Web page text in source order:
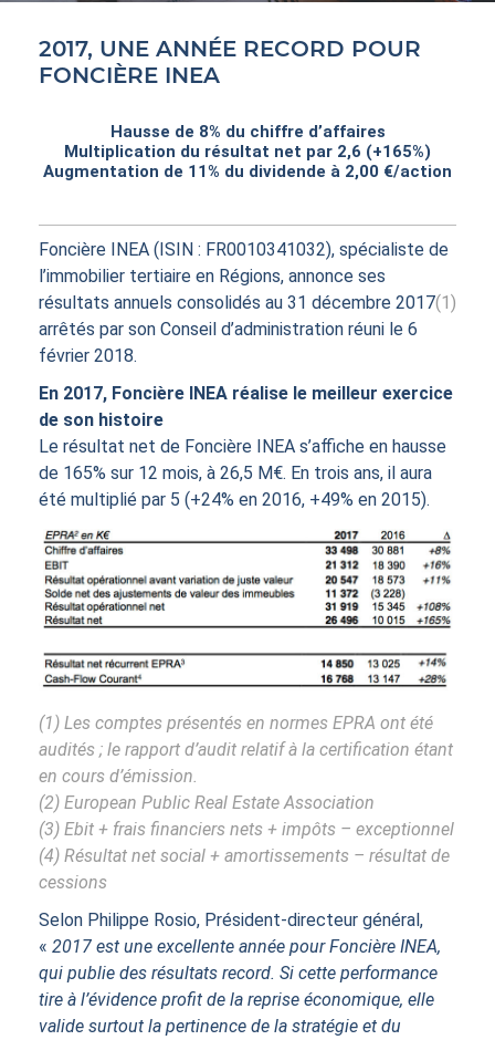
2017, UNE ANNÉE RECORD POUR
FONCIÈRE INEA
Hausse de 8% du chiffre d’affaires
Multiplication du résultat net par 2,6 (+165%)
Augmentation de 11% du dividende à 2,00 €/action
Foncière INEA (ISIN : FR0010341032), spécialiste de
l’immobilier tertiaire en Régions, annonce ses
résultats annuels consolidés au 31 décembre 2017(1)
arrêtés par son Conseil d’administration réuni le 6
février 2018.
En 2017, Foncière INEA réalise le meilleur exercice
de son histoire
Le résultat net de Foncière INEA s’affiche en hausse
de 165% sur 12 mois, à 26,5 M€. En trois ans, il aura
été multiplié par 5 (+24% en 2016, +49% en 2015).
(1) Les comptes présentés en normes EPRA ont été
audités ; le rapport d’audit relatif à la certification étant
en cours d’émission.
(2) European Public Real Estate Association
(3) Ebit + frais financiers nets + impôts – exceptionnel
(4) Résultat net social + amortissements – résultat de
cessions
Selon Philippe Rosio, Président-directeur général,
« 2017 est une excellente année pour Foncière INEA,
qui publie des résultats record. Si cette performance
tire à l’évidence profit de la reprise économique, elle
valide surtout la pertinence de la stratégie et du